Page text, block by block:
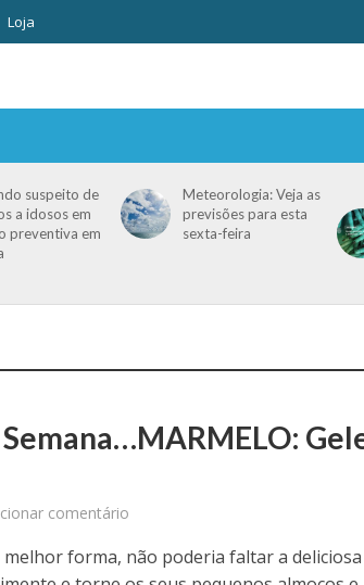
Loja
suspeito de
a idosos em
preventiva em
Meteorologia: Veja as
previsões para esta
sexta-feira
comentário
melhor forma, não poderia faltar a deliciosa